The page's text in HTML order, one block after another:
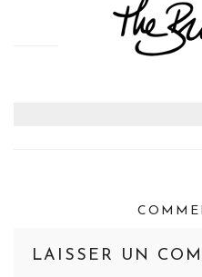
LAISSER UN